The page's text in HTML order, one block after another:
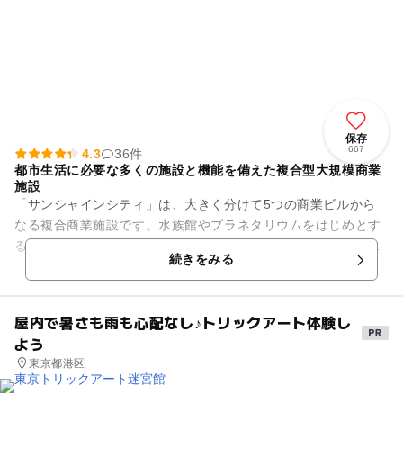
保存
667
4.3
36件
都市生活に必要な多くの施設と機能を備えた複合型大規模商業
施設
「サンシャインシティ」は、大きく分けて5つの商業ビルから
なる複合商業施設です。水族館やプラネタリウムをはじめとす
る様々なアミューズメント・文化施設が充実している「ワール
ドインポートマート」。数々...続きをみる
屋内で暑さも雨も心配なし♪トリックアート体験し
よう
東京都港区